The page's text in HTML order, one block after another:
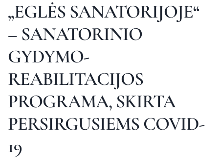
„EGLĖS SANATORIJOJE“
– SANATORINIO
GYDYMO-
REABILITACIJOS
PROGRAMA, SKIRTA
PERSIRGUSIEMS COVID-
19